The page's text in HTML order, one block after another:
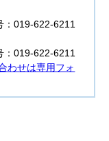
019-622-6211
019-622-6211
わせは専用フォ